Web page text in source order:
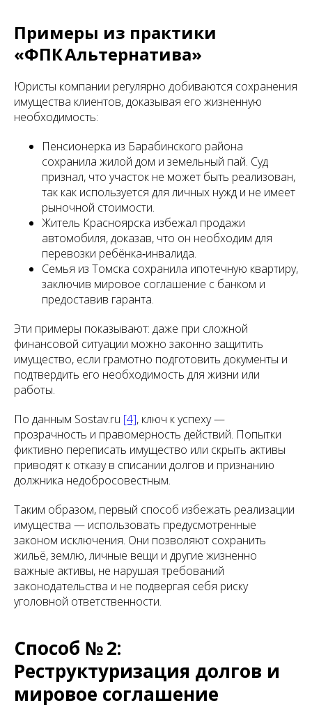
Примеры из практики
«ФПК Альтернатива»
Юристы компании регулярно добиваются сохранения
имущества клиентов, доказывая его жизненную
необходимость:
Пенсионерка из Барабинского района
сохранила жилой дом и земельный пай. Суд
признал, что участок не может быть реализован,
так как используется для личных нужд и не имеет
рыночной стоимости.
Житель Красноярска избежал продажи
автомобиля, доказав, что он необходим для
перевозки ребёнка‑инвалида.
Семья из Томска сохранила ипотечную квартиру,
заключив мировое соглашение с банком и
предоставив гаранта.
Эти примеры показывают: даже при сложной
финансовой ситуации можно законно защитить
имущество, если грамотно подготовить документы и
подтвердить его необходимость для жизни или
работы.
По данным Sostav.ru [4], ключ к успеху —
прозрачность и правомерность действий. Попытки
фиктивно переписать имущество или скрыть активы
приводят к отказу в списании долгов и признанию
должника недобросовестным.
Таким образом, первый способ избежать реализации
имущества — использовать предусмотренные
законом исключения. Они позволяют сохранить
жильё, землю, личные вещи и другие жизненно
важные активы, не нарушая требований
законодательства и не подвергая себя риску
уголовной ответственности.
Способ № 2:
Реструктуризация долгов и
мировое соглашение